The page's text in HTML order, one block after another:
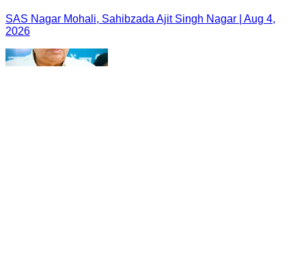
SAS Nagar Mohali, Sahibzada Ajit Singh Nagar | Aug 4,
2026